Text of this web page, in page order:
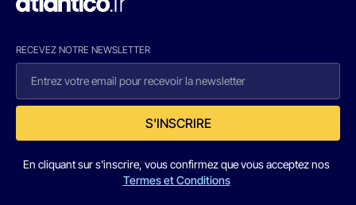
RECEVEZ NOTRE NEWSLETTER
S'INSCRIRE
En cliquant sur s'inscrire, vous confirmez que vous acceptez nos
Termes et Conditions